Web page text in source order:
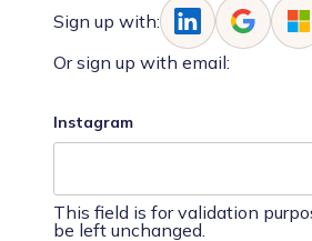
Sign up with:
Or sign up with email:
Instagram
This field is for validation
be left unchanged.